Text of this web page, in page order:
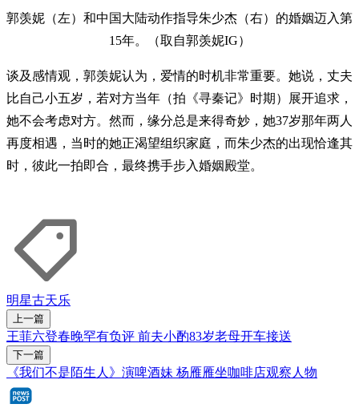
郭羡妮（左）和中国大陆动作指导朱少杰（右）的婚姻迈入第
15年。（取自郭羡妮IG）
谈及感情观，郭羡妮认为，爱情的时机非常重要。她说，丈夫
比自己小五岁，若对方当年（拍《寻秦记》时期）展开追求，
她不会考虑对方。然而，缘分总是来得奇妙，她37岁那年两人
再度相遇，当时的她正渴望组织家庭，而朱少杰的出现恰逢其
时，彼此一拍即合，最终携手步入婚姻殿堂。
明星古天乐
上一篇
王菲六登春晚罕有负评 前夫小酌83岁老母开车接送
下一篇
《我们不是陌生人》演啤酒妹 杨雁雁坐咖啡店观察人物